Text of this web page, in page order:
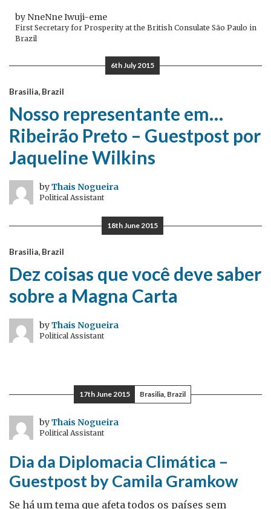
by NneNne Iwuji-eme
First Secretary for Prosperity at the British Consulate São Paulo in
Brazil
6th July 2015
Brasilia, Brazil
Nosso representante em…
Ribeirão Preto – Guestpost por
Jaqueline Wilkins
byThais Nogueira
Political Assistant
18th June 2015
Brasilia, Brazil
Dez coisas que você deve saber
sobre a Magna Carta
byThais Nogueira
Political Assistant
17th June 2015 Brasilia, Brazil
byThais Nogueira
Political Assistant
Dia da Diplomacia Climática –
Guestpost by Camila Gramkow
Se há um tema que afeta todos os países sem